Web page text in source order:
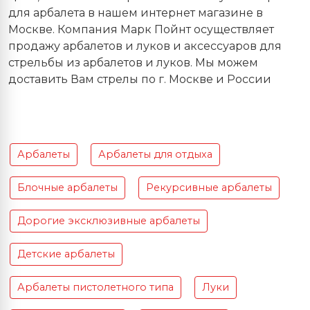
для арбалета в нашем интернет магазине в
Москве. Компания Марк Пойнт осуществляет
продажу арбалетов и луков и аксессуаров для
стрельбы из арбалетов и луков. Мы можем
доставить Вам стрелы по г. Москве и России
Арбалеты Арбалеты для отдыха
Блочные арбалеты Рекурсивные арбалеты
Дорогие эксклюзивные арбалеты
Детские арбалеты
Арбалеты пистолетного типа Луки